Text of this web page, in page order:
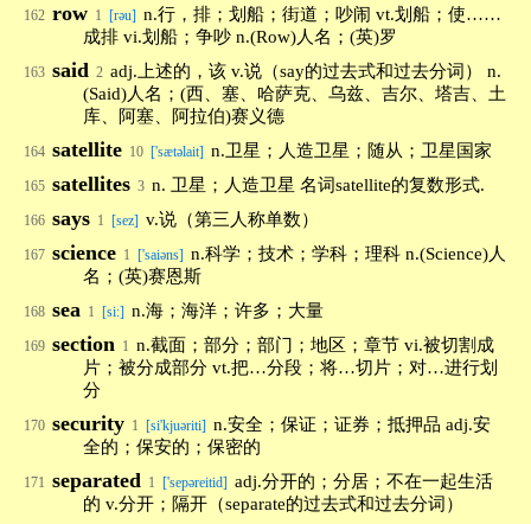
162 row 1 [rəu] n.行，排；划船；街道；吵闹 vt.划船；使……
成排 vi.划船；争吵 n.(Row)人名；(英)罗
163 said 2 adj.上述的，该 v.说（say的过去式和过去分词） n.
(Said)人名；(西、塞、哈萨克、乌兹、吉尔、塔吉、土
库、阿塞、阿拉伯)赛义德
164 satellite 10 ['sætəlait] n.卫星；人造卫星；随从；卫星国家
165 satellites 3 n. 卫星；人造卫星 名词satellite的复数形式.
166 says 1 [sez] v.说（第三人称单数）
167 science 1 ['saiəns] n.科学；技术；学科；理科 n.(Science)人
名；(英)赛恩斯
168 sea 1 [si:] n.海；海洋；许多；大量
169 section 1 n.截面；部分；部门；地区；章节 vi.被切割成
片；被分成部分 vt.把…分段；将…切片；对…进行划
分
170 security 1 [si'kjuəriti] n.安全；保证；证券；抵押品 adj.安
全的；保安的；保密的
171 separated 1 ['sepəreitid] adj.分开的；分居；不在一起生活
的 v.分开；隔开（separate的过去式和过去分词）